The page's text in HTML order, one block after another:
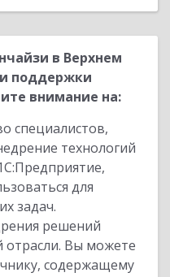
в Верхнем
поддержки
внимание на:
специалистов,
технологий
для
задач.
решений
отрасли. Вы можете
содержащему